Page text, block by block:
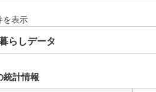
を表示
らしデータ
統計情報